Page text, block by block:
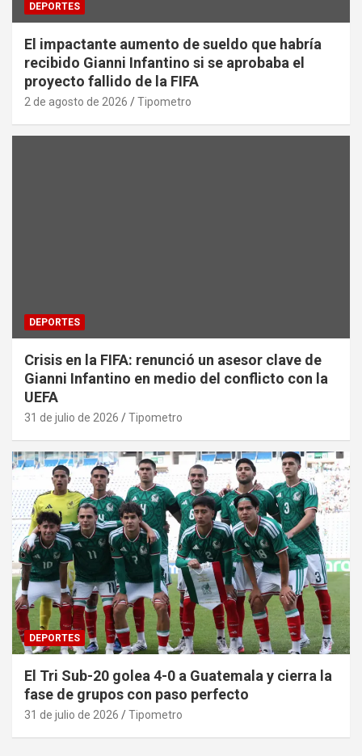
DEPORTES
El impactante aumento de sueldo que habría
recibido Gianni Infantino si se aprobaba el
proyecto fallido de la FIFA
2 de agosto de 2026 Tipometro
DEPORTES
Crisis en la FIFA: renunció un asesor clave de
Gianni Infantino en medio del conflicto con la
UEFA
31 de julio de 2026 Tipometro
DEPORTES
El Tri Sub-20 golea 4-0 a Guatemala y cierra la
fase de grupos con paso perfecto
31 de julio de 2026 Tipometro